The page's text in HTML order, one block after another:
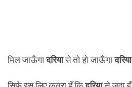
मिल जाऊँगादरियासे तो हो जाऊँगादरिया